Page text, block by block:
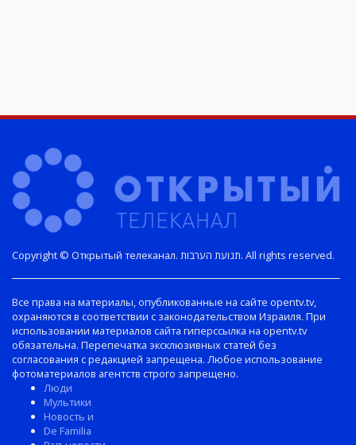
Copyright © Открытый телеканал. תנועת הערבות. All rights reserved.
Все права на материалы, опубликованные на сайте opentv.tv,
охраняются в соответствии с законодательством Израиля. При
использовании материалов сайта гиперссылка на opentv.tv
обязательна. Перепечатка эксклюзивных статей без
согласования с редакцией запрещена. Любое использование
фотоматериалов агентств строго запрещено.
Люди
Мультики
Новость и
De Familia